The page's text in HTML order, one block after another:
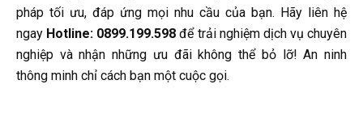
pháp tối ưu, đáp ứng mọi nhu cầu của bạn. Hãy liên hệ
ngay Hotline: 0899.199.598 để trải nghiệm dịch vụ chuyên
nghiệp và nhận những ưu đãi không thể bỏ lỡ! An ninh
thông minh chỉ cách bạn một cuộc gọi.